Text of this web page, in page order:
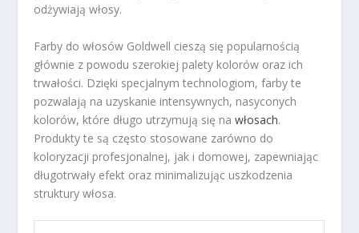
odżywiają włosy.
Farby do włosów Goldwell cieszą się popularnością
głównie z powodu szerokiej palety kolorów oraz ich
trwałości. Dzięki specjalnym technologiom, farby te
pozwalają na uzyskanie intensywnych, nasyconych
kolorów, które długo utrzymują się nawłosach.
Produkty te są często stosowane zarówno do
koloryzacji profesjonalnej, jak i domowej, zapewniając
długotrwały efekt oraz minimalizując uszkodzenia
struktury włosa.